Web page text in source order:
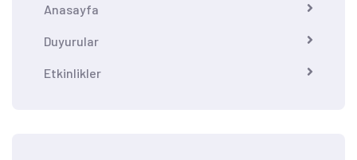
Anasayfa
Duyurular
Etkinlikler